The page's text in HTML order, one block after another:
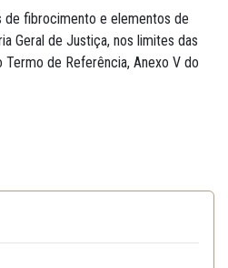
de fibrocimento e elementos de
Geral de Justiça, nos limites das
de Referência, Anexo V do